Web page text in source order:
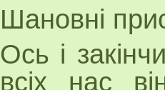
Шановні
Ось і
всіх нас